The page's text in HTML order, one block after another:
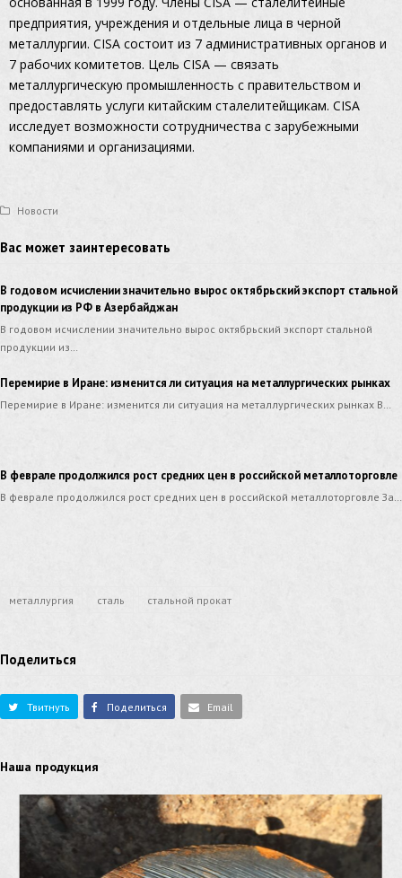
предприятия, учреждения и отдельные лица в черной
металлургии. CISA состоит из 7 административных органов и
7 рабочих комитетов. Цель CISA — связать
металлургическую промышленность с правительством и
предоставлять услуги китайским сталелитейщикам. CISA
исследует возможности сотрудничества с зарубежными
компаниями и организациями.
Новости
Вас может заинтересовать
В годовом исчислении значительно вырос октябрьский экспорт стальной
продукции из РФ в Азербайджан
В годовом исчислении значительно вырос октябрьский экспорт стальной
продукции из…
Перемирие в Иране: изменится ли ситуация на металлургических рынках
Перемирие в Иране: изменится ли ситуация на металлургических рынках В…
В феврале продолжился рост средних цен в российской металлоторговле
В феврале продолжился рост средних цен в российской металлоторговле За…
металлургия сталь стальной прокат
Поделиться
Твитнуть Поделиться Email
Наша продукция